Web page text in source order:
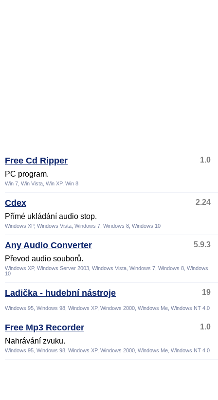
Free Cd Ripper
1.0
PC program.
Win 7, Win Vista, Win XP, Win 8
Cdex
2.24
Přímé ukládání audio stop.
Windows XP, Windows Vista, Windows 7, Windows 8, Windows 10
Any Audio Converter
5.9.3
Převod audio souborů.
Windows XP, Windows Server 2003, Windows Vista, Windows 7, Windows 8, Windows
10
Ladička - hudební nástroje 19
Windows 95, Windows 98, Windows XP, Windows 2000, Windows Me, Windows NT 4.0
Free Mp3 Recorder
1.0
Nahrávání zvuku.
Windows 95, Windows 98, Windows XP, Windows 2000, Windows Me, Windows NT 4.0